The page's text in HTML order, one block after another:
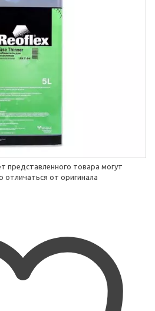
представленного товара могут
отличаться от оригинала